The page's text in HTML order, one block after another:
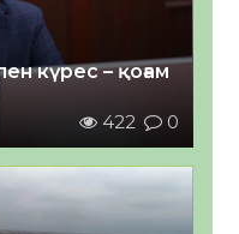
күрес – қоғам
422 0